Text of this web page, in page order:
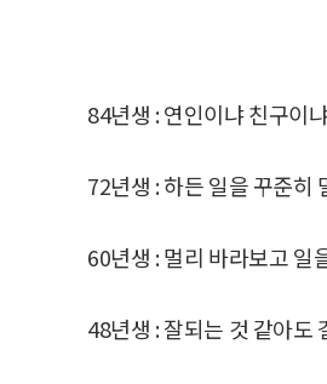
84년생 : 연인이냐 친구이
72년생 : 하든 일을 꾸준히
60년생 : 멀리 바라보고 일
48년생 : 잘되는 것 같아도